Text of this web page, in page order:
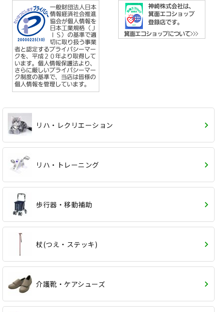
リハ・レクリエーション
リハ・トレーニング
歩行器・移動補助
杖(つえ・ステッキ)
介護靴・ケアシューズ